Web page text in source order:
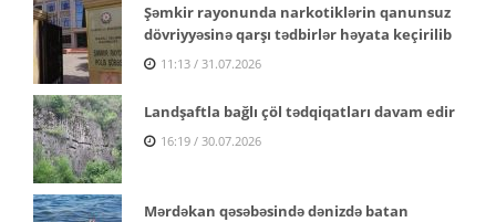
Şəmkir rayonunda narkotiklərin qanunsuz
dövriyyəsinə qarşı tədbirlər həyata keçirilib
11:13 / 31.07.2026
Landşaftla bağlı çöl tədqiqatları davam edir
16:19 / 30.07.2026
Mərdəkan qəsəbəsində dənizdə batan